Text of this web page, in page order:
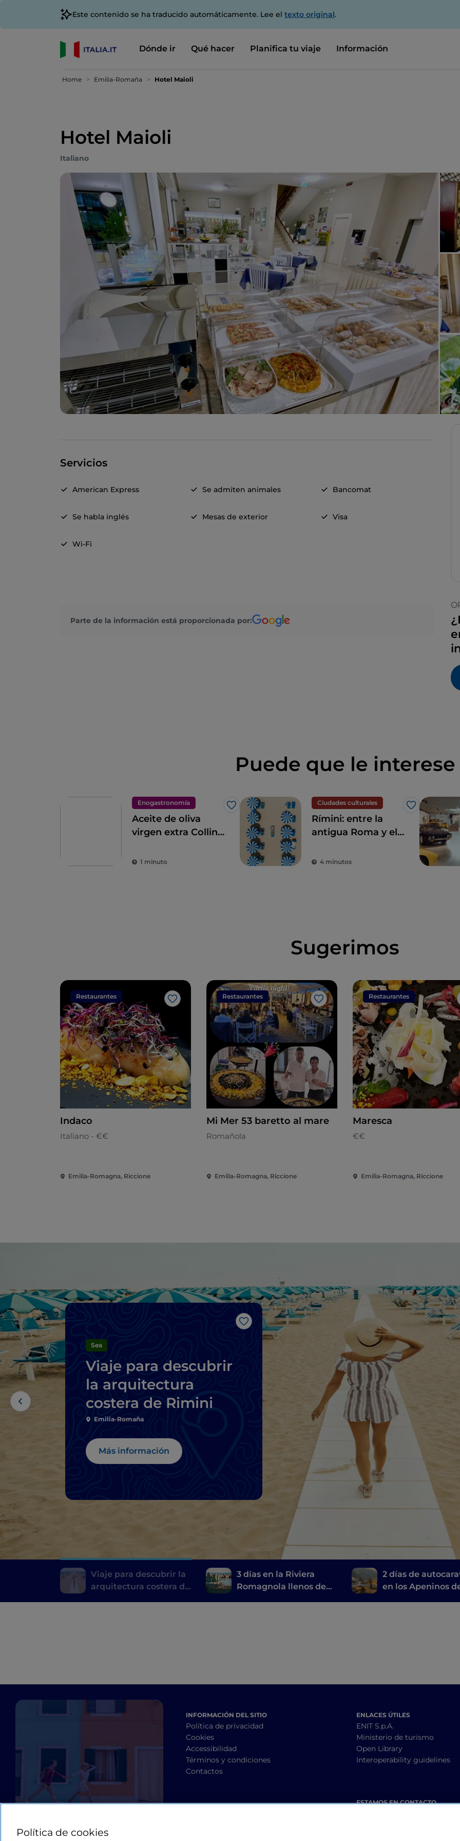
Este contenido se ha traducido automáticamente. Lee el texto original.
Dónde ir Qué hacer Planifica tu viaje Información
Home Emilia-Romaña Hotel Maioli
Hotel Maioli
Italiano
Servicios
American Express Se admiten animales Bancomat
Se habla inglés Mesas de exterior Visa
Wi-Fi
Parte de la información está proporcionada por:
Puede que le interese
Enogastronomía
Me gusta
Aceite de oliva
virgen extra Colline
1 minuto
Ciudades culturales
Me gusta
Rímini: entre la
antigua Roma y el
Renacimiento
4 minutos
Sugerimos
Restaurantes
Me gusta
Indaco
Italiano - €€
Emilia-Romagna, Riccione
Restaurantes
Me gusta
Mi Mer 53 baretto al mare
Romañola
Emilia-Romagna, Riccione
Restaurantes
Maresca
€€
Emilia-Romagna, Riccione
Me gusta
Sea
Viaje para descubrir
la arquitectura
costera de Rimini
Emilia-Romaña
Más información
Viaje para descubrir la
arquitectura costera de
3 días en la Riviera
Romagnola llenos de
2 días de
en los Apeninos
INFORMACIÓN DEL SITIO
Política de privacidad
Cookies
Accessibilidad
Términos y condiciones
Contactos
ENLACES ÚTILES
ENIT S.p.A.
Ministerio de turismo
Open Library
Interoperability guidelines
ESTAMOS EN CONTACTO
Política de cookies